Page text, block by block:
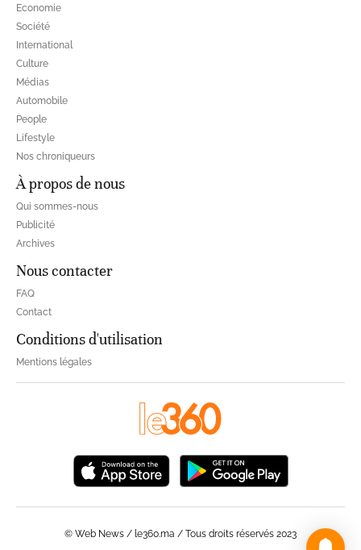
Economie
Société
International
Culture
Médias
Automobile
People
Lifestyle
Nos chroniqueurs
À propos de nous
Qui sommes-nous
Publicité
Archives
Nous contacter
FAQ
Contact
Conditions d'utilisation
Mentions légales
© Web News / le360.ma / Tous droits réservés 2023